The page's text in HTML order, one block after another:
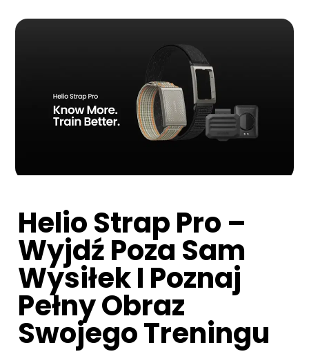
Helio Strap Pro –
Wyjdź Poza Sam
Wysiłek I Poznaj
Pełny Obraz
Swojego Treningu